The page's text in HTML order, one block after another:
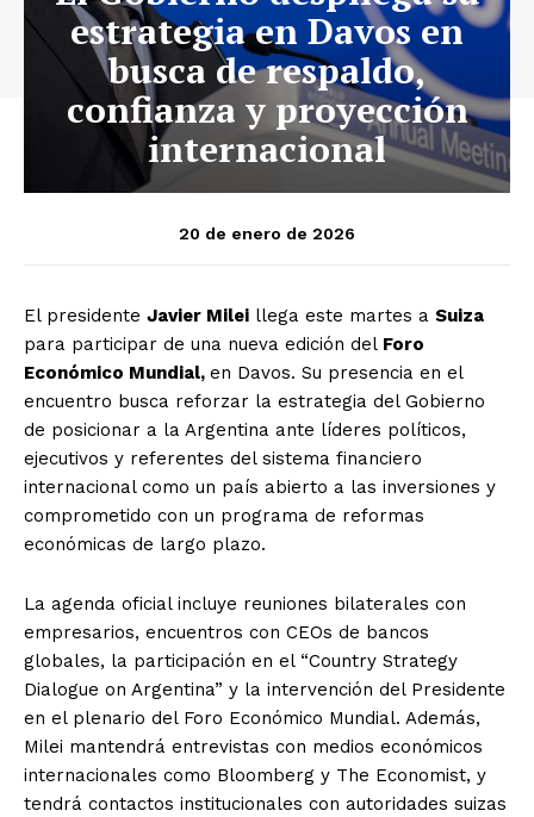
estrategia en Davos en
busca de respaldo,
confianza y proyección
internacional
20 de enero de 2026
El presidente Javier Milei llega este martes a Suiza
para participar de una nueva edición del Foro
Económico Mundial, en Davos. Su presencia en el
encuentro busca reforzar la estrategia del Gobierno
de posicionar a la Argentina ante líderes políticos,
ejecutivos y referentes del sistema financiero
internacional como un país abierto a las inversiones y
comprometido con un programa de reformas
económicas de largo plazo.
La agenda oficial incluye reuniones bilaterales con
empresarios, encuentros con CEOs de bancos
globales, la participación en el “Country Strategy
Dialogue on Argentina” y la intervención del Presidente
en el plenario del Foro Económico Mundial. Además,
Milei mantendrá entrevistas con medios económicos
internacionales como Bloomberg y The Economist, y
tendrá contactos institucionales con autoridades suizas